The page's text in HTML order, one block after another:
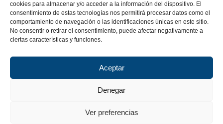
cookies para almacenar y/o acceder a la información del dispositivo. El
consentimiento de estas tecnologías nos permitirá procesar datos como el
comportamiento de navegación o las identificaciones únicas en este sitio.
No consentir o retirar el consentimiento, puede afectar negativamente a
ciertas características y funciones.
Aceptar
Denegar
Ver preferencias